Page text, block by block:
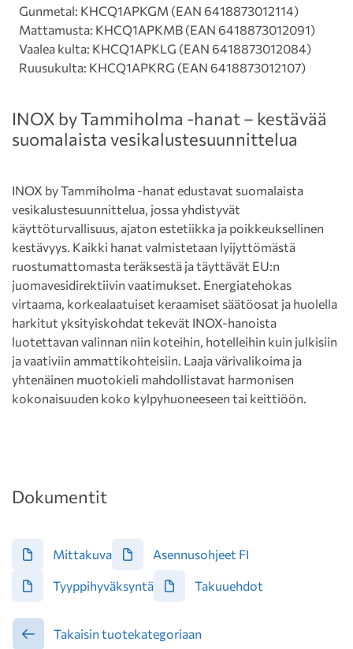
Gunmetal: KHCQ1APKGM (EAN 6418873012114)
Mattamusta: KHCQ1APKMB (EAN 6418873012091)
Vaalea kulta: KHCQ1APKLG (EAN 6418873012084)
Ruusukulta: KHCQ1APKRG (EAN 6418873012107)
INOX by Tammiholma -hanat – kestävää
suomalaista vesi­kalustesuunnittelua
INOX by Tammiholma -hanat edustavat suomalaista
vesikalustesuunnittelua, jossa yhdistyvät
käyttöturvallisuus, ajaton estetiikka ja poikkeuksellinen
kestävyys. Kaikki hanat valmistetaan lyijyttömästä
ruostumattomasta teräksestä ja täyttävät EU:n
juomavesidirektiivin vaatimukset. Energiatehokas
virtaama, korkealaatuiset keraamiset säätöosat ja huolella
harkitut yksityiskohdat tekevät INOX-hanoista
luotettavan valinnan niin koteihin, hotelleihin kuin julkisiin
ja vaativiin ammattikohteisiin. Laaja värivalikoima ja
yhtenäinen muotokieli mahdollistavat harmonisen
kokonaisuuden koko kylpyhuoneeseen tai keittiöön.
Dokumentit
Mittakuva Asennusohjeet FI
Tyyppihyväksyntä Takuuehdot
Takaisin tuotekategoriaan